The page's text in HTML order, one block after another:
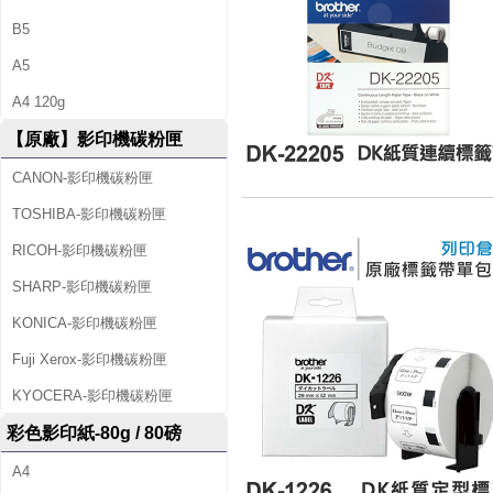
B5
A5
A4 120g
【原廠】影印機碳粉匣
CANON-影印機碳粉匣
TOSHIBA-影印機碳粉匣
RICOH-影印機碳粉匣
SHARP-影印機碳粉匣
KONICA-影印機碳粉匣
Fuji Xerox-影印機碳粉匣
KYOCERA-影印機碳粉匣
彩色影印紙-80g / 80磅
A4